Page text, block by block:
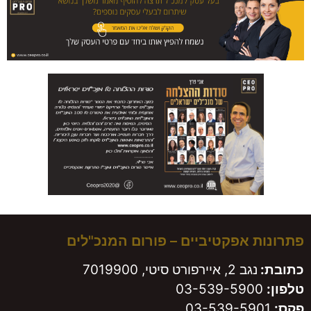
אפקטיביים – פורום המנכ"לים
נגב 2, איירפורט סיטי, 7019900
03-539-